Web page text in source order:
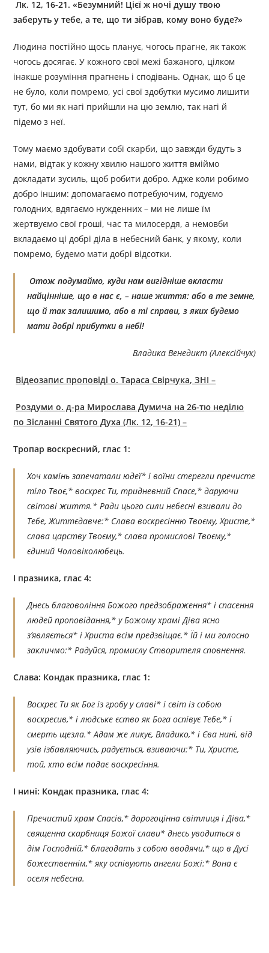
Лк. 12, 16-21. «Безумний! Цієї ж ночі душу твою
заберуть у тебе, а те, що ти зібрав, кому воно буде?»
Людина постійно щось планує, чогось прагне, як також
чогось досягає. У кожного свої межі бажаного, цілком
інакше розуміння прагнень і сподівань. Однак, що б це
не було, коли помремо, усі свої здобутки мусимо лишити
тут, бо ми як нагі прийшли на цю землю, так нагі й
підемо з неї.
Тому маємо здобувати собі скарби, що завжди будуть з
нами, відтак у кожну хвилю нашого життя вміймо
докладати зусиль, щоб робити добро. Адже коли робимо
добро іншим: допомагаємо потребуючим, годуємо
голодних, вдягаємо нужденних – ми не лише їм
жертвуємо свої гроші, час та милосердя, а немовби
вкладаємо ці добрі діла в небесний банк, у якому, коли
помремо, будемо мати добрі відсотки.
Отож подумаймо, куди нам вигідніше вкласти
найцінніше, що в нас є, – наше життя: або в те земне,
що й так залишимо, або в ті справи, з яких будемо
мати добрі прибутки в небі!
Владика Венедикт (Алексійчук)
Bідеозапис проповіді о. Тараса Свірчука, ЗНІ –
Роздуми о. д-ра Мирослава Думича на 26-тю неділю
по Зісланні Святого Духа (Лк. 12, 16-21) –
Тропар воскресний, глас 1:
Хоч камінь запечатали юдеї* і воїни стерегли пречисте
тіло Твоє,* воскрес Ти, тридневний Спасе,* даруючи
світові життя.* Ради цього сили небесні взивали до
Тебе, Життєдавче:* Слава воскресінню Твоєму, Христе,*
слава царству Твоєму,* слава промислові Твоєму,*
єдиний Чоловіколюбець.
І празника, глас 4:
Днесь благовоління Божого предзображення* і спасення
людей проповідання,* у Божому храмі Діва ясно
з’являється* і Христа всім предзвіщає.* Їй і ми голосно
закличмо:* Радуйся, промислу Створителя сповнення.
Слава: Кондак празника, глас 1:
Воскрес Ти як Бог із гробу у славі* і світ із собою
воскресив,* і людське єство як Бога оспівує Тебе,* і
смерть щезла.* Адам же ликує, Владико,* і Єва нині, від
узів ізбавляючись, радується, взиваючи:* Ти, Христе,
той, хто всім подає воскресіння.
І нині: Кондак празника, глас 4:
Пречистий храм Спасів,* дорогоцінна світлиця і Діва,*
священна скарбниця Божої слави* днесь уводиться в
дім Господній,* благодать з собою вводячи,* що в Дусі
божественнім,* яку оспівують ангели Божі:* Вона є
оселя небесна.